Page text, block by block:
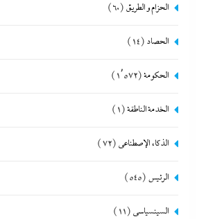
الحزام و الطريق (60)
الحصاد (14)
الحكومة(1٬572)
الخدمة الناطقة(1)
الذكاء الإصطناعي (72)
الرئيس (545)
السينسياسي (11)